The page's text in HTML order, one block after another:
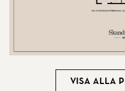
Visa alla